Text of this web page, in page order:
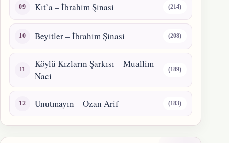
Kıt’a – İbrahim Şinasi (214)
Beyitler – İbrahim Şinasi (208)
Köylü Kızların Şarkısı – Muallim
Naci
(189)
Unutmayın – Ozan Arif (183)